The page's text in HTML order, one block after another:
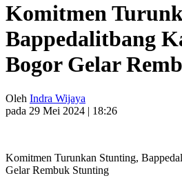
Komitmen
Bappedalitbang
Bogor Gelar
Oleh Indra Wijaya
pada 29 Mei 2024 | 18:26
Komitmen Turunkan Stunting,
Gelar Rembuk Stunting